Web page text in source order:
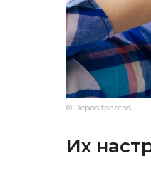
© Depositphotos
Их